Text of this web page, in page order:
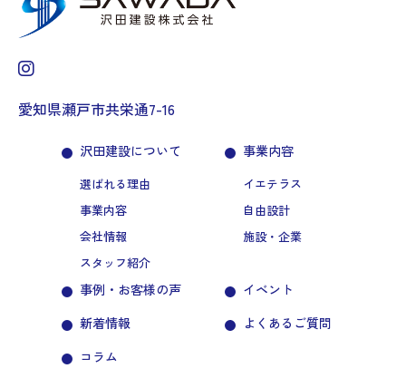
愛知県瀬戸市共栄通7-16
沢田建設について
選ばれる理由
事業内容
会社情報
スタッフ紹介
事業内容
イエテラス
自由設計
施設・企業
事例・お客様の声
新着情報
コラム
イベント
よくあるご質問